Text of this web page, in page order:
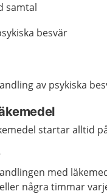
samtal
besvär
av psykiska
startar alltid
med
några timmar